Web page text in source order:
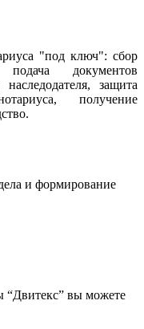
"под ключ": сбор
документов
защита
получение
и формирование
“Двитекс” вы можете